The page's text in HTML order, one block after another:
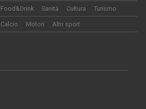
Food&Drink Sanità Cultura Turismo
Calcio Motori Altri sport